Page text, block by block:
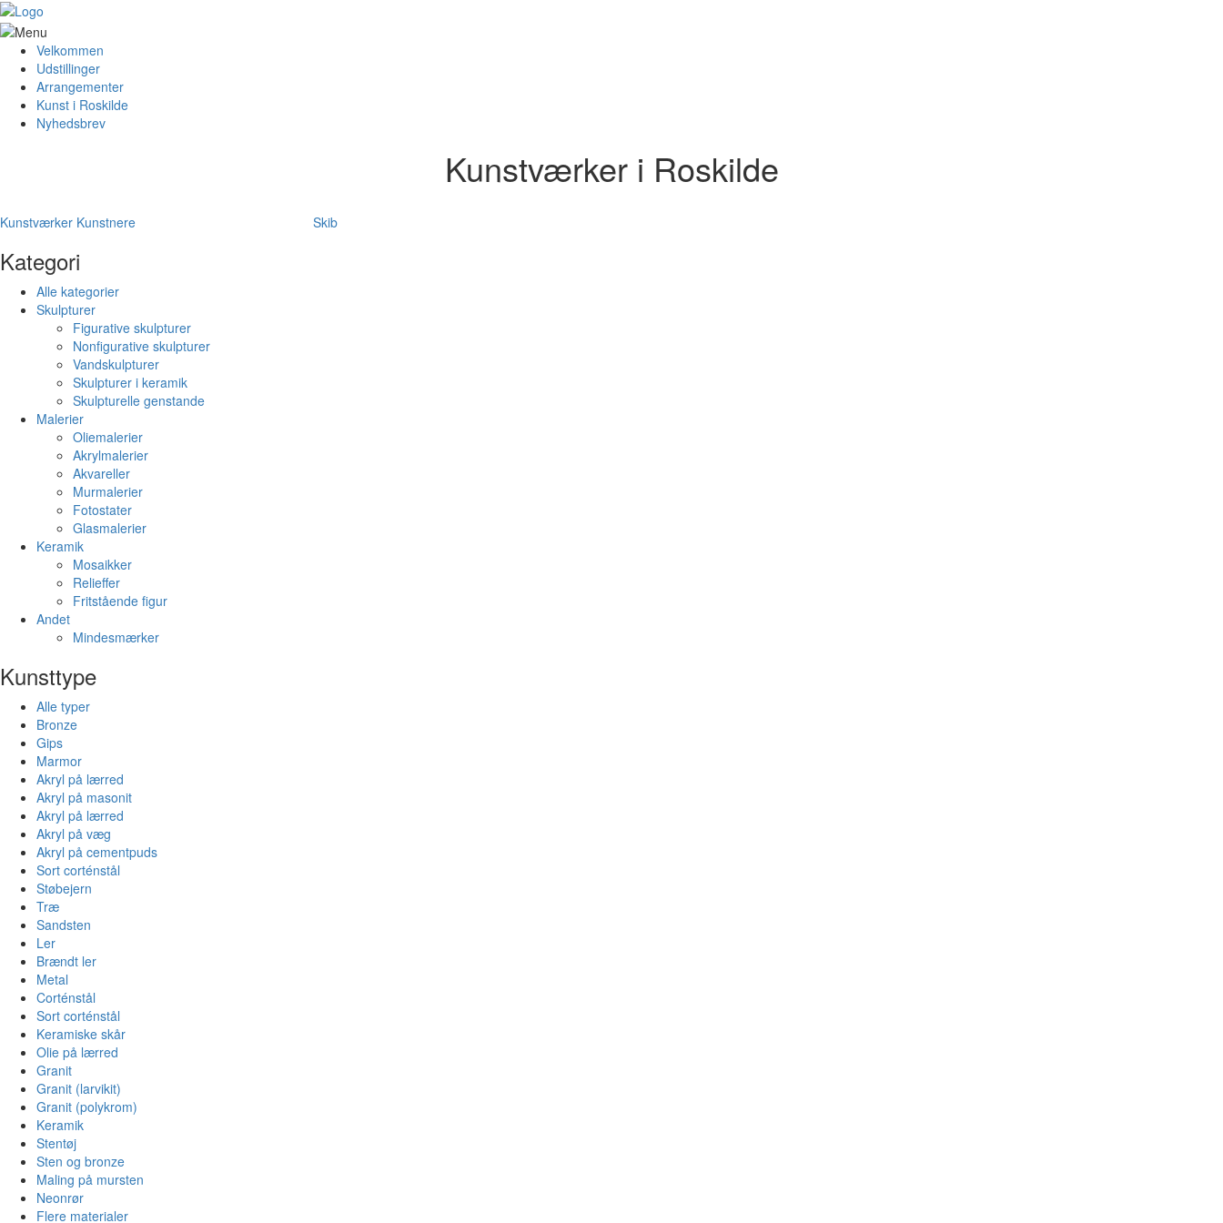
Velkommen
Udstillinger
Arrangementer
Kunst i Roskilde
Nyhedsbrev
Kunstværker i Roskilde
Kunstværker Kunstnere
Kategori
Alle kategorier
Skulpturer
Figurative skulpturer
Nonfigurative skulpturer
Vandskulpturer
Skulpturer i keramik
Skulpturelle genstande
Malerier
Oliemalerier
Akrylmalerier
Akvareller
Murmalerier
Fotostater
Glasmalerier
Keramik
Mosaikker
Relieffer
Fritstående figur
Andet
Mindesmærker
Kunsttype
Alle typer
Bronze
Gips
Marmor
Akryl på lærred
Akryl på masonit
Akryl på lærred
Akryl på væg
Akryl på cementpuds
Sort corténstål
Støbejern
Træ
Sandsten
Ler
Brændt ler
Metal
Corténstål
Sort corténstål
Keramiske skår
Olie på lærred
Granit
Granit (larvikit)
Granit (polykrom)
Keramik
Stentøj
Sten og bronze
Maling på mursten
Neonrør
Flere materialer
Skib